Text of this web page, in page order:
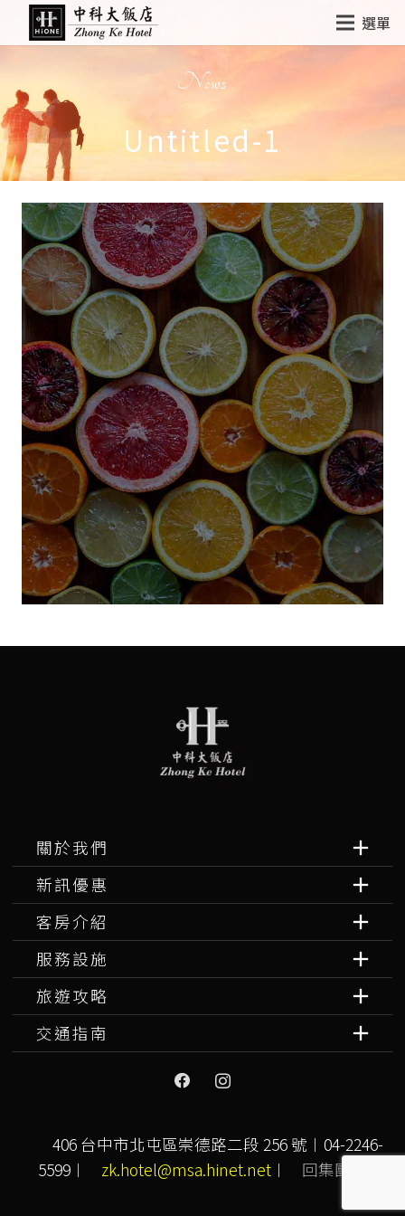
選單
News
Untitled-1
關於我們
新訊優惠
客房介紹
服務設施
旅遊攻略
交通指南
406 台中市北屯區崇德路二段 256 號︱04-2246-
5599︱
zk.hotel@msa.hinet.net ︱ 回集團首頁